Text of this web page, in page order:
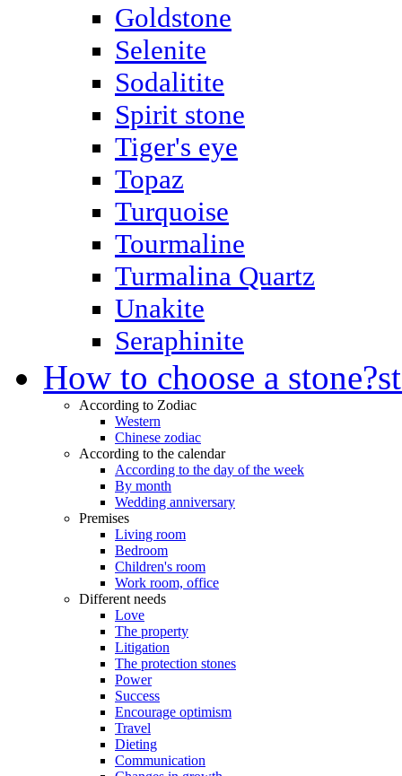
Goldstone
Selenite
Sodalitite
Spirit stone
Tiger's eye
Topaz
Turquoise
Tourmaline
Turmalina Quartz
Unakite
Seraphinite
How to choose a stone?
According to Zodiac
Western
Chinese zodiac
According to the calendar
According to the day of the week
By month
Wedding anniversary
Premises
Living room
Bedroom
Children's room
Work room, office
Different needs
Love
The property
Litigation
The protection stones
Power
Success
Encourage optimism
Travel
Dieting
Communication